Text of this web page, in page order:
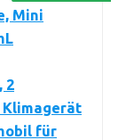
Mini
2
Klimagerät
für